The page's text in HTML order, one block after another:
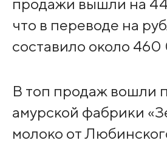
что в переводе на
составило около
В топ продаж вошли
амурской фабрики
молоко от